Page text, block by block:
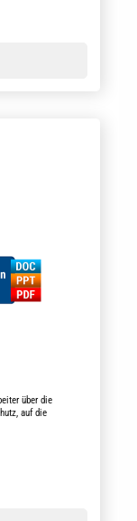
über die
auf die